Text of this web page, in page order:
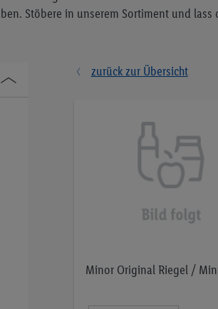
Stöbere in unserem Sortiment und
zurück zur Übersicht
Minor Original Riegel /